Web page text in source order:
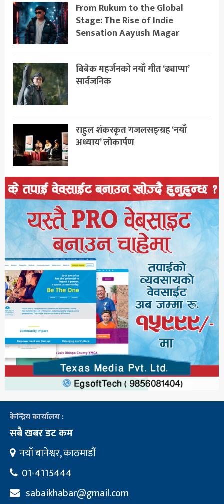
From Rukum to the Global
Stage: The Rise of Indie
Sensation Aayush Magar
बिबेक महर्जनको नयाँ गीत ‘ढ्याप्पा’
सार्वजनिक
राहुल शंकरकृत गजलसङ्ग्रह ‘नयाँ
अध्याय’ लोकार्पण
केन्द्रिय कार्यालय :
सबै खबर डट कम
नयाँ बानेश्वर, काठमाडौं
01-4115444
sabaikhabar@gmail.com